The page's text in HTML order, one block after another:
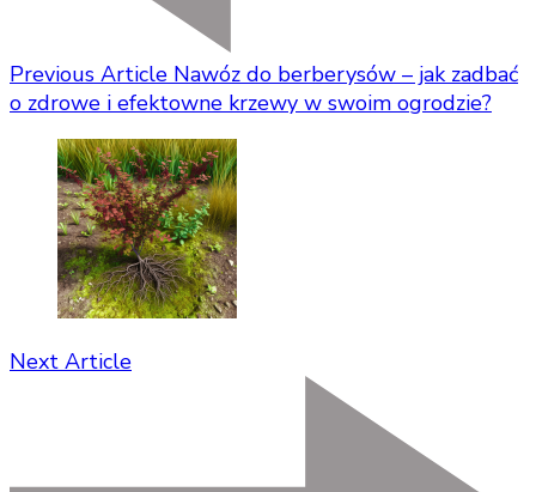
Previous Article Nawóz do berberysów – jak zadbać
o zdrowe i efektowne krzewy w swoim ogrodzie?
Next Article